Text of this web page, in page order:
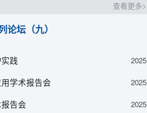
查看更多>
坛（九）
践
学术报告会
告会